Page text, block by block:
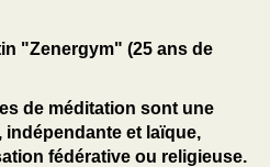
"Zenergym" (25 ans de
de méditation sont une
et laïque,
fédérative ou religieuse.